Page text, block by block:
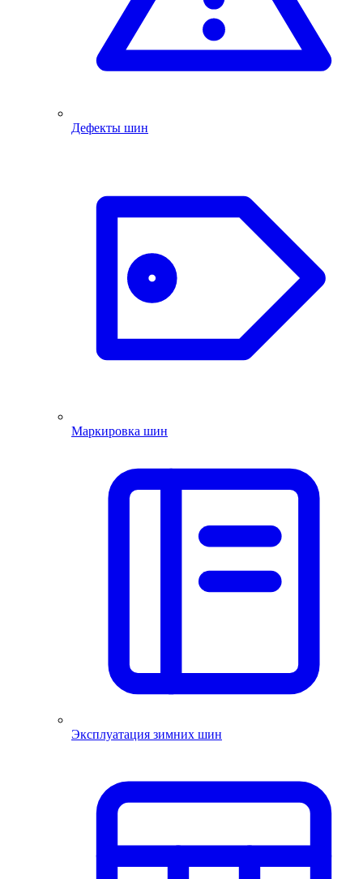
Дефекты шин
Маркировка шин
Эксплуатация зимних шин